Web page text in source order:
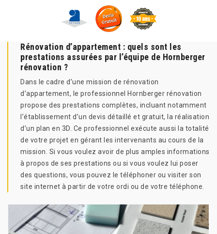
Rénovation d’appartement : quels sont les
prestations assurées par l’équipe de Hornberger
rénovation ?
Dans le cadre d’une mission de rénovation
d’appartement, le professionnel Hornberger rénovation
propose des prestations complètes, incluant notamment
l’établissement d’un devis détaillé et gratuit, la réalisation
d’un plan en 3D. Ce professionnel exécute aussi la totalité
de votre projet en gérant les intervenants au cours de la
mission. Si vous voulez avoir de plus amples informations
à propos de ses prestations ou si vous voulez lui poser
des questions, vous pouvez le téléphoner ou visiter son
site internet à partir de votre ordi ou de votre téléphone.